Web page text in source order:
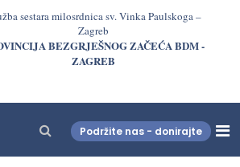
sestara milosrdnica sv. Vinka Paulskoga –
Zagreb
BEZGRJEŠNOG ZAČEĆA BDM -
ZAGREB
Podržite nas - donirajte